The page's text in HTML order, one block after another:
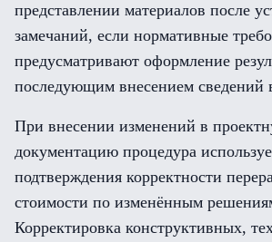
представлении материалов после
замечаний, если нормативные
предусматривают оформление
последующим внесением сведений
При внесении изменений в
документацию процедура
подтверждения корректности
стоимости по изменённым
Корректировка конструктивных,